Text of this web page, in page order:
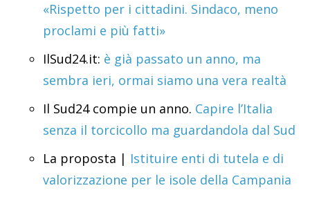
«Rispetto per i cittadini. Sindaco, meno
proclami e più fatti»
IlSud24.it: è già passato un anno, ma
sembra ieri, ormai siamo una vera realtà
Il Sud24 compie un anno. Capire l’Italia
senza il torcicollo ma guardandola dal Sud
La proposta | Istituire enti di tutela e di
valorizzazione per le isole della Campania